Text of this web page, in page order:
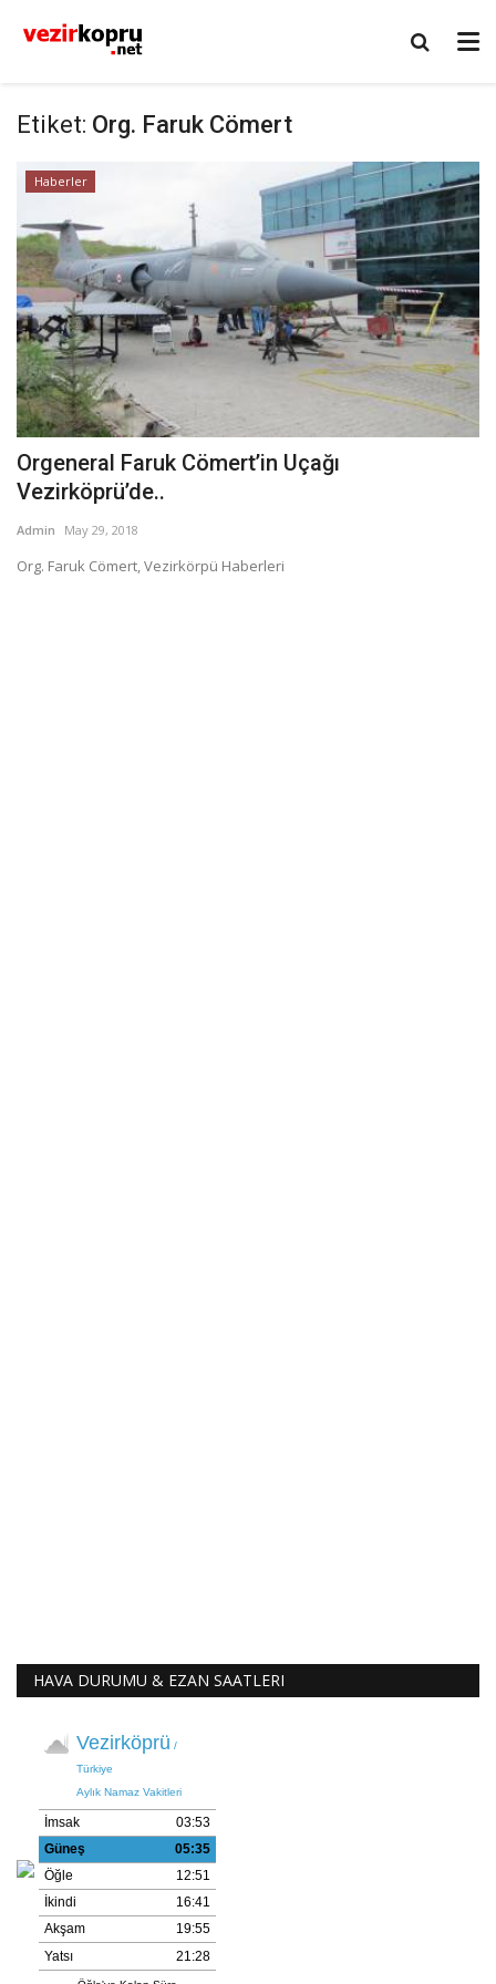
Etiket: Org. Faruk Cömert
Haberler
Orgeneral Faruk Cömert’in Uçağı
Vezirköprü’de..
Admin May 29, 2018
Org. Faruk Cömert, Vezirkörpü Haberleri
HAVA DURUMU & EZAN SAATLERI